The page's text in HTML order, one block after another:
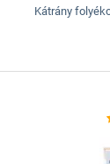
Kátrány